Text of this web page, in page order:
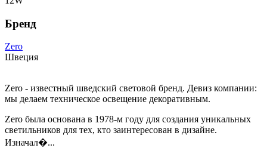
Бренд
Zero
Швеция
Zero - известный шведский световой бренд. Девиз компании:
мы делаем техническое освещение декоративным.
Zero была основана в 1978-м году для создания уникальных
светильников для тех, кто заинтересован в дизайне.
Изначал�...